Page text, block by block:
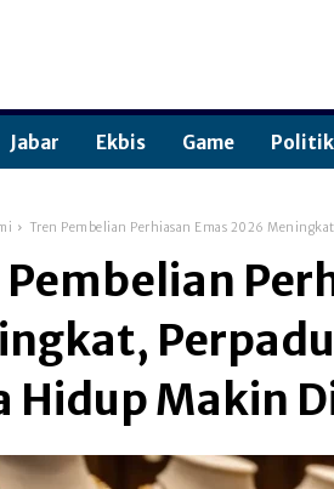
Jabar Ekbis Game Politik
Tren Pembelian Perhiasan Emas 2026
Pembelian
Hidup Makin